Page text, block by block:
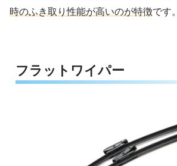
時のふき取り性能が高いのが特徴です。
フラットワイパー